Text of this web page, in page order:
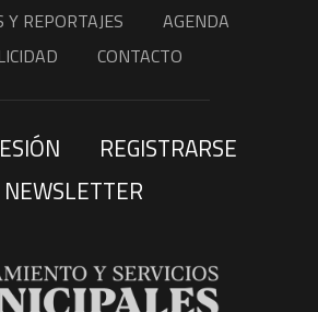
Y REPORTAJES
AGENDA
CONTACTO
REGISTRARSE
NEWSLETTER